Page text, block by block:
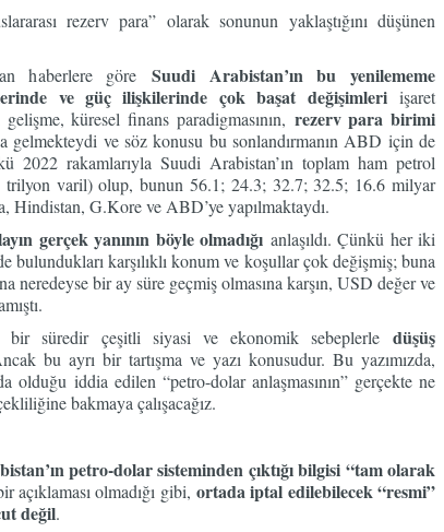
rezerv para” olarak sonunun yaklaştığını düşünen
haberlere göre Suudi Arabistan’ın bu yenilememe
ve güç ilişkilerinde çok başat değişimleriişaret
küresel finans paradigmasının, rezerv para birimi
gelmekteydi ve söz konusu bu sonlandırmanın ABD için de
2022 rakamlarıyla Suudi Arabistan’ın toplam ham petrol
varil) olup, bunun 56.1; 24.3; 32.7; 32.5; 16.6 milyar
Hindistan, G.Kore ve ABD’ye yapılmaktaydı.
gerçek yanının böyle olmadığı anlaşıldı. Çünkü her iki
bulundukları karşılıklı konum ve koşullar çok değişmiş; buna
neredeyse bir ay süre geçmiş olmasına karşın, USD değer ve
bir süredir çeşitli siyasi ve ekonomik sebeplerledüşüş
bu ayrı bir tartışma ve yazı konusudur. Bu yazımızda,
olduğu iddia edilen “petro-dolar anlaşmasının” gerçekte ne
bakmaya çalışacağız.
petro-dolar sisteminden çıktığı bilgisi “tam olarak
açıklaması olmadığı gibi,ortada iptal edilebilecek “resmi”
değil.